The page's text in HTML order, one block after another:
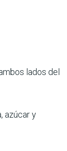
lados del
azúcar y